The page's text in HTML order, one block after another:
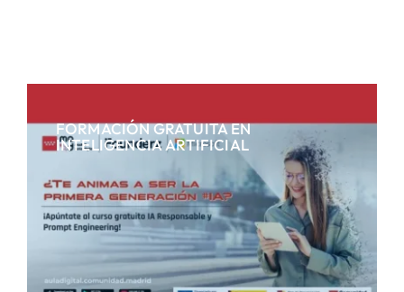
FORMACIÓN GRATUITA EN
INTELIGENCIA ARTIFICIAL